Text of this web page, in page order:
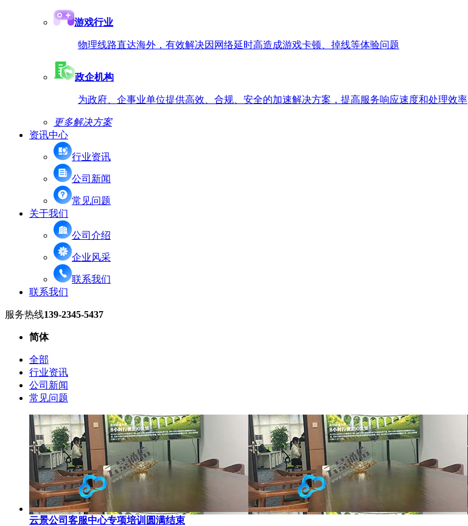
游戏行业
物理线路直达海外，有效解决因网络延时高造成游戏卡顿、掉线等体验问题
政企机构
为政府、企事业单位提供高效、合规、安全的加速解决方案，提高服务响应速度和处理效率
更多解决方案
资讯中心
行业资讯
公司新闻
常见问题
关于我们
公司介绍
企业风采
联系我们
联系我们
服务热线139-2345-5437
简体
全部
行业资讯
公司新闻
常见问题
云景公司客服中心专项培训圆满结束